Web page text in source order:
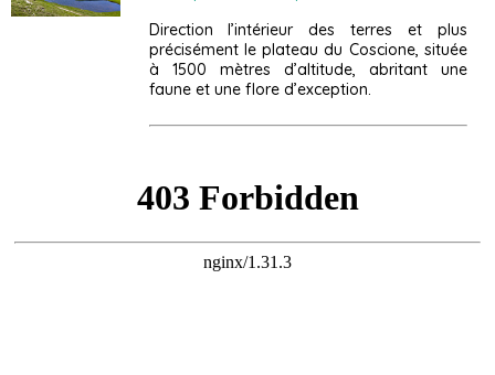
Direction l’intérieur des terres et plus
précisément le plateau du Coscione, située
à 1500 mètres d’altitude, abritant une
faune et une flore d’exception.